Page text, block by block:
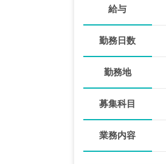
給与
勤務日数
勤務地
募集科目
業務内容